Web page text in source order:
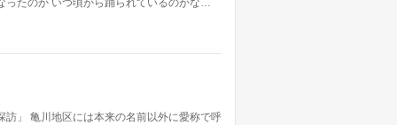
ったのか いつ頃から踊られているのかな…
」 亀川地区には本来の名前以外に愛称で呼